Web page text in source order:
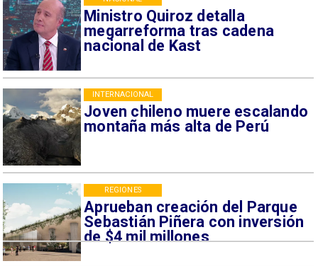
Ministro Quiroz detalla
megarreforma tras cadena
nacional de Kast
Joven chileno muere escalando
montaña más alta de Perú
INTERNACIONAL
Aprueban creación del Parque
Sebastián Piñera con inversión
de $4 mil millones
REGIONES